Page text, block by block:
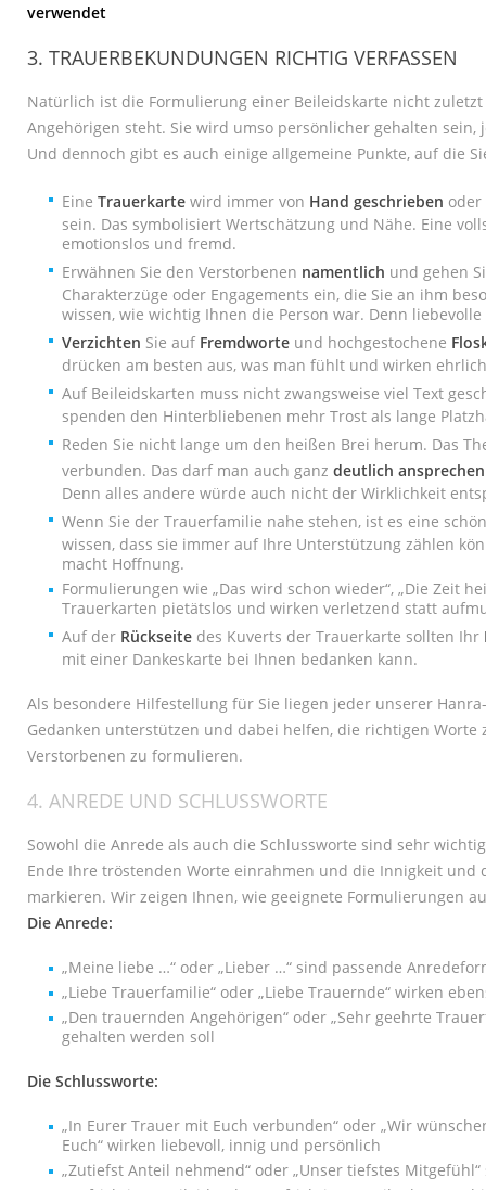
verwendet
3. TRAUERBEKUNDUNGEN RICHTIG VERFASSEN
Natürlich ist die Formulierung einer Beileidskarte nicht
Angehörigen steht. Sie wird umso persönlicher gehalten
Und dennoch gibt es auch einige allgemeine Punkte, auf die
Eine Trauerkarte wird immer von Hand geschrieben
sein. Das symbolisiert Wertschätzung und Nähe. Eine
emotionslos und fremd.
Erwähnen Sie den Verstorbenen namentlich und gehen
Charakterzüge oder Engagements ein, die Sie an ihm
wissen, wie wichtig Ihnen die Person war. Denn
Verzichten Sie auf Fremdworte und hochgestochene
drücken am besten aus, was man fühlt und wirken
Auf Beileidskarten muss nicht zwangsweise viel Text
spenden den Hinterbliebenen mehr Trost als lange
Reden Sie nicht lange um den heißen Brei herum. Das
verbunden. Das darf man auch ganz deutlich ansprechen
Denn alles andere würde auch nicht der Wirklichkeit
Wenn Sie der Trauerfamilie nahe stehen, ist es eine
wissen, dass sie immer auf Ihre Unterstützung zählen
macht Hoffnung.
Formulierungen wie „Das wird schon wieder“, „Die Zeit
Trauerkarten pietätslos und wirken verletzend statt
Auf der Rückseite des Kuverts der Trauerkarte sollten Ihr
mit einer Dankeskarte bei Ihnen bedanken kann.
Als besondere Hilfestellung für Sie liegen jeder unserer
Gedanken unterstützen und dabei helfen, die richtigen
Verstorbenen zu formulieren.
4. ANREDE UND SCHLUSSWORTE
Sowohl die Anrede als auch die Schlussworte sind sehr
Ende Ihre tröstenden Worte einrahmen und die Innigkeit
markieren. Wir zeigen Ihnen, wie geeignete Formulierungen
Die Anrede:
„Meine liebe …“ oder „Lieber …“ sind passende
„Liebe Trauerfamilie“ oder „Liebe Trauernde“ wirken
„Den trauernden Angehörigen“ oder „Sehr geehrte
gehalten werden soll
Die Schlussworte:
„In Eurer Trauer mit Euch verbunden“ oder „Wir
Euch“ wirken liebevoll, innig und persönlich
„Zutiefst Anteil nehmend“ oder „Unser tiefstes